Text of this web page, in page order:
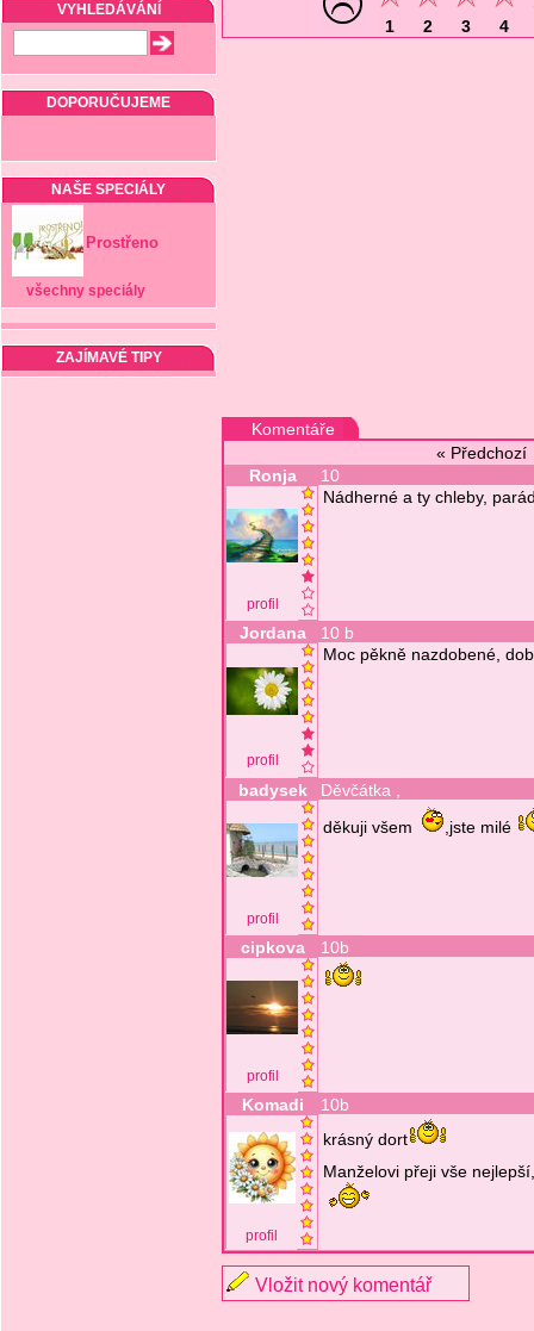
VYHLEDÁVÁNÍ
DOPORUČUJEME
NAŠE SPECIÁLY
Prostřeno
všechny speciály
ZAJÍMAVÉ TIPY
1 2 3 4
Komentáře
«
Ronja
10
profil
Nádherné a ty chleby,
Jordana 10 b
profil
Moc pěkně nazdobené,
badysek Děvčátka ,
profil
děkuji všem ,jste milé
cipkova 10b
profil
Komadi 10b
profil
krásný dort
Manželovi přeji vše
Vložit nový komentář